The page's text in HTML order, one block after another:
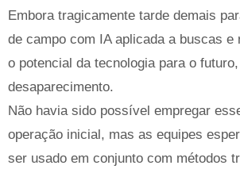
Embora tragicamente tarde demais
de campo com IA aplicada a buscas e
o potencial da tecnologia para o
desaparecimento.
Não havia sido possível empregar
operação inicial, mas as equipes
ser usado em conjunto com métodos